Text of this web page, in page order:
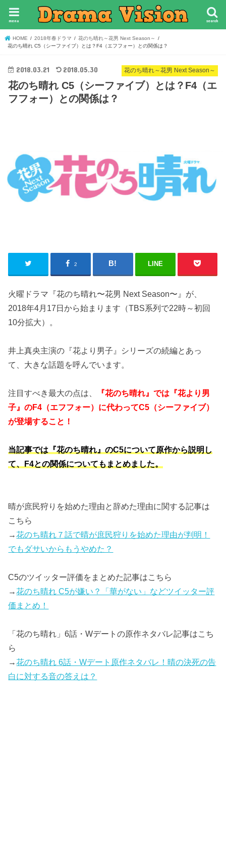
search
menu
HOME 2018年春ドラマ
花のち晴れ～花男 Next Season～
花のち晴れ C5（シーファイブ）とは？F4（エフフォー）との関係は？
花のち晴れ～花男 Next Season～
2018.03.21 2018.05.30
花のち晴れ C5（シーファイブ）とは？F4（エ
フフォー）との関係は？
2 LINE
火曜ドラマ『花のち晴れ〜花男 Next Season〜』が、
2018年4月17日から始まります（TBS系列で22時～初回
10分拡大）。
井上真央主演の『花より男子』シリーズの続編とあっ
て、大きな話題を呼んでいます。
注目すべき最大の点は、
『花のち晴れ』では『花より男
子』のF4（エフフォー）に代わってC5（シーファイブ）
が登場すること！
当記事では『花のち晴れ』のC5について原作から説明し
て、F4との関係についてもまとめました。
晴が庶民狩りを始めた理由と辞めた理由に関する記事は
こちら
→花のち晴れ７話で晴が庶民狩りを始めた理由が判明！
でもダサいからもうやめた？
C5のツイッター評価をまとめた記事はこちら
→花のち晴れ C5が嫌い？「華がない」などツイッター評
価まとめ！
「花のち晴れ」6話・Wデートの原作ネタバレ記事はこち
ら
→花のち晴れ 6話・Wデート原作ネタバレ！晴の決死の告
白に対する音の答えは？